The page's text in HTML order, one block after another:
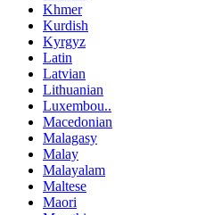
Khmer
Kurdish
Kyrgyz
Latin
Latvian
Lithuanian
Luxembou..
Macedonian
Malagasy
Malay
Malayalam
Maltese
Maori